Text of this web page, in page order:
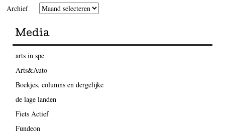
Archief
Media
arts in spe
Arts&Auto
Boekjes, columns en dergelijke
de lage landen
Fiets Actief
Fundeon